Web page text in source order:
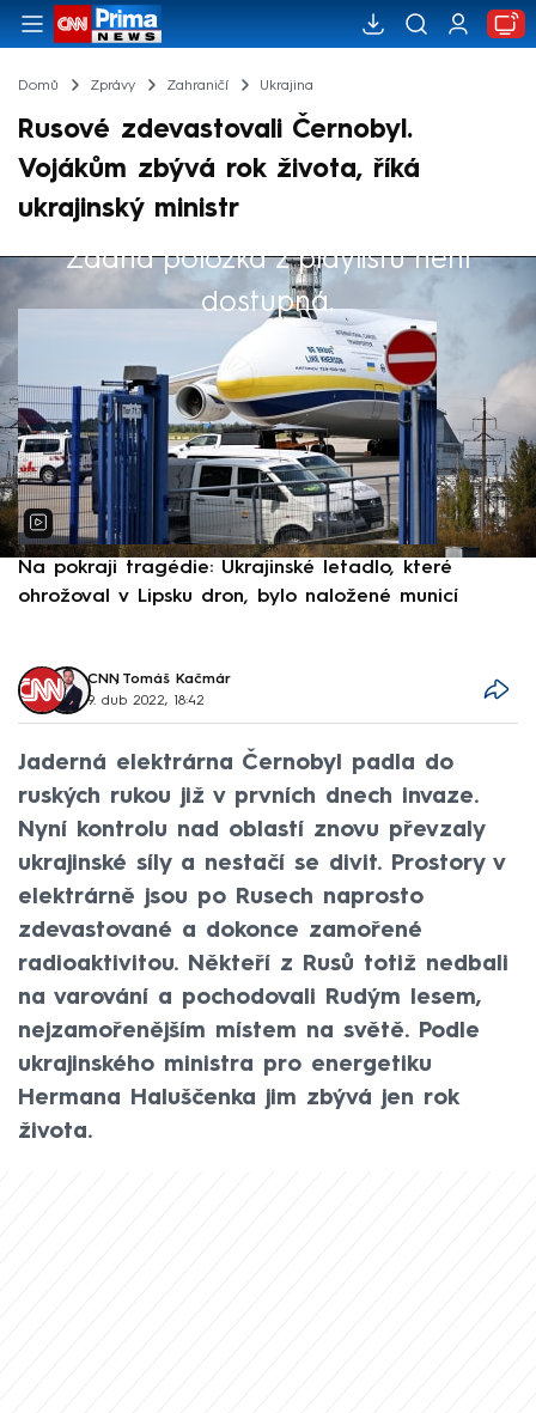
Domů Zprávy Zahraničí Ukrajina
Rusové zdevastovali Černobyl.
Vojákům zbývá rok života, říká
ukrajinský ministr
Žádná položka z playlistu není
dostupná.
Výběr redakce
Na pokraji tragédie: Ukrajinské letadlo, které
ohrožoval v Lipsku dron, bylo naložené municí
CNN, Tomáš Kačmár
9. dub 2022, 18:42
Jaderná elektrárna Černobyl padla do
ruských rukou již v prvních dnech invaze.
Nyní kontrolu nad oblastí znovu převzaly
ukrajinské síly a nestačí se divit. Prostory v
elektrárně jsou po Rusech naprosto
zdevastované a dokonce zamořené
radioaktivitou. Někteří z Rusů totiž nedbali
na varování a pochodovali Rudým lesem,
nejzamořenějším místem na světě. Podle
ukrajinského ministra pro energetiku
Hermana Haluščenka jim zbývá jen rok
života.